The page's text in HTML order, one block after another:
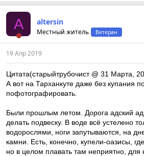
A altersin
Местный житель Ветеран
19 Апр 2019
Цитата(старыйтрубочист @ 31 Марта,
А вот на Тарханкуте даже без купания
пофотографировать.
Были прошлым летом. Дорога адский
делать подвеску. В воде всё устелено
водорослями, ноги запутываются, на
камни. Есть, конечно, купели-оазисы,
но в целом плавать там неприятно, для